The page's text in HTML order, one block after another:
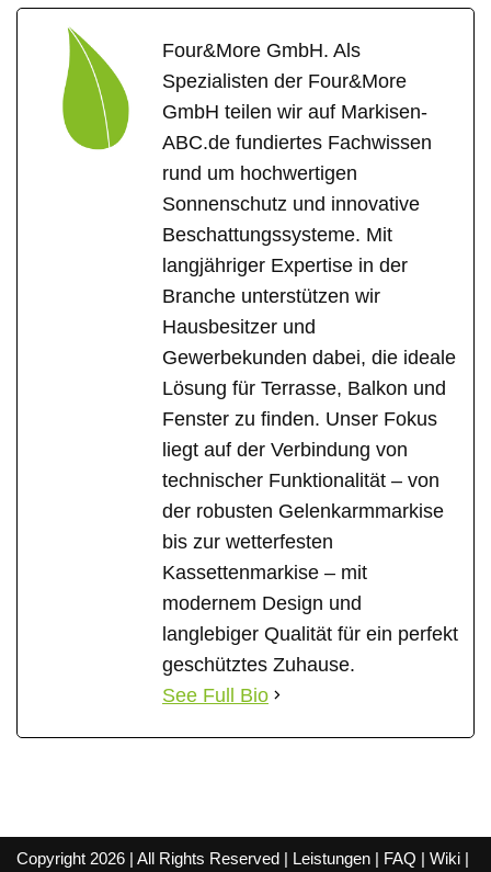
Four&More GmbH. Als
Spezialisten der Four&More
GmbH teilen wir auf Markisen-
ABC.de fundiertes Fachwissen
rund um hochwertigen
Sonnenschutz und innovative
Beschattungssysteme. Mit
langjähriger Expertise in der
Branche unterstützen wir
Hausbesitzer und
Gewerbekunden dabei, die ideale
Lösung für Terrasse, Balkon und
Fenster zu finden. Unser Fokus
liegt auf der Verbindung von
technischer Funktionalität – von
der robusten Gelenkarmmarkise
bis zur wetterfesten
Kassettenmarkise – mit
modernem Design und
langlebiger Qualität für ein perfekt
geschütztes Zuhause.
See Full Bio
Copyright 2026 | All Rights Reserved | Leistungen | FAQ | Wiki |